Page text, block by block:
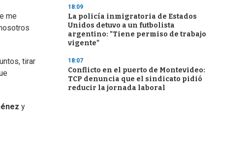
me
tirar
y
18:09
La policía inmigratoria de Estados
Unidos detuvo a un futbolista
argentino: "Tiene permiso de trabajo
vigente"
18:07
Conflicto en el puerto de Montevideo:
TCP denuncia que el sindicato pidió
reducir la jornada laboral